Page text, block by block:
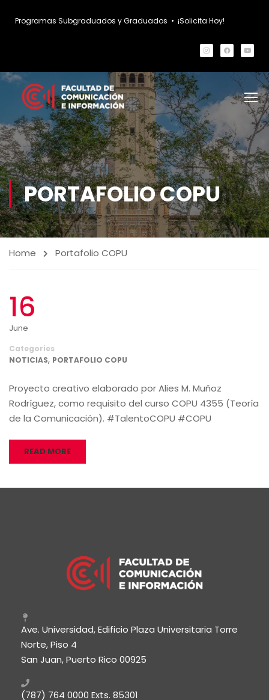
Programas Subgraduados y Graduados • ¡Solicita Hoy!
PORTAFOLIO COPU
Home Portafolio COPU
16
June
Categories
NOTICIAS, PORTAFOLIO COPU
Proyecto creativo elaborado por Alies M. Muñoz
Rodríguez, como requisito del curso COPU 4355 (Teoría
de la Comunicación). #TalentoCOPU #COPU
READ MORE
Ave. Universidad, Edificio Plaza Universitaria Torre
Norte, Piso 4
San Juan, Puerto Rico 00925
(787) 764 0000 Exts. 85301